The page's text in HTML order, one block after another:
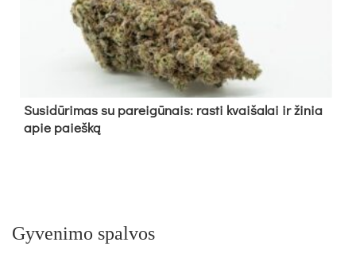
Su­si­dū­ri­mas su pa­rei­gū­nais: ras­ti kvai­ša­lai ir ži­nia
apie paieš­ką
Gyvenimo spalvos